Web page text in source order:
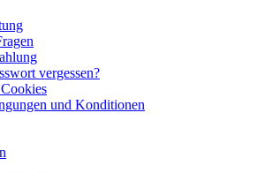
vergessen?
und Konditionen